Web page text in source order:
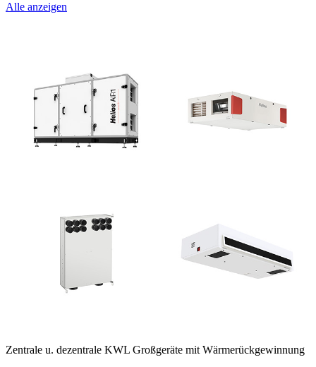
Alle anzeigen
Zentrale u. dezentrale KWL Großgeräte mit Wärmerückgewinnung